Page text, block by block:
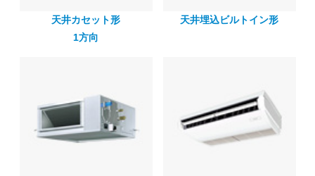
天井カセット形
1方向
天井埋込ビルトイン形